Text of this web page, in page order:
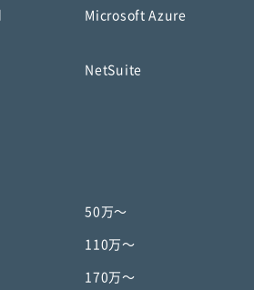
Microsoft Azure
NetSuite
50万〜
110万〜
170万〜